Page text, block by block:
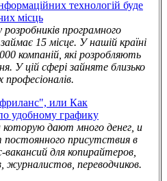
технологій буде
місць
програмного
15 місце. У нашій країні
компаній, які розробляють
У цій сфері зайняте близько
професіоналів.
или Как
удобному графику
дают много денег, и
присутствия в
для копирайтеров,
переводчиков.